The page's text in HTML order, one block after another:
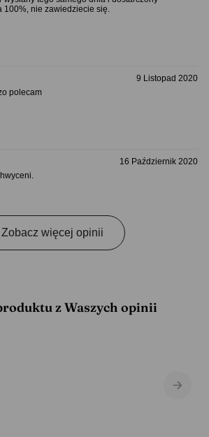
100%, nie zawiedziecie się.
9 Listopad 2020
polecam
16 Październik 2020
Zobacz więcej opinii
z Waszych opinii